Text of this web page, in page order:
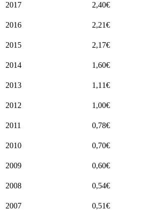
2017 2,40€
2016 2,21€
2015 2,17€
2014 1,60€
2013 1,11€
2012 1,00€
2011 0,78€
2010 0,70€
2009 0,60€
2008 0,54€
2007 0,51€